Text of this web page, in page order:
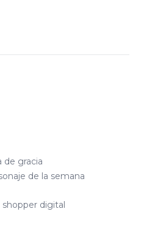
de gracia
de la semana
shopper digital